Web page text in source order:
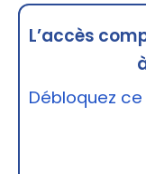
L’accès
Débloquez